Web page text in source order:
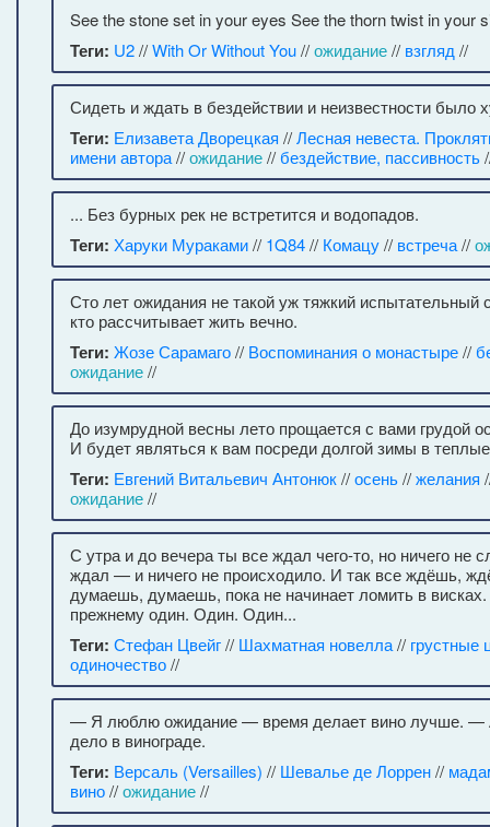
See the stone set in your eyes See the thorn twist in your
Теги: U2//With Or Without You//ожидание// взгляд //
Сидеть и ждать в бездействии и неизвестности было
Теги: Елизавета Дворецкая //Лесная невеста.
имени автора//ожидание//бездействие, пассивность
... Без бурных рек не встретится и водопадов.
Теги: Харуки Мураками// 1Q84// Комацу// встреча//
Сто лет ожидания не такой уж тяжкий испытательный
кто рассчитывает жить вечно.
Теги: Жозе Сарамаго// Воспоминания о монастыре//
ожидание//
До изумрудной весны лето прощается с вами грудой
И будет являться к вам посреди долгой зимы в
Теги: Евгений Витальевич Антонюк//осень//желания
ожидание//
С утра и до вечера ты все ждал чего-то, но ничего не
ждал — и ничего не происходило. И так все ждёшь,
думаешь, думаешь, пока не начинает ломить в
прежнему один. Один. Один...
Теги: Стефан Цвейг// Шахматная новелла// грустные
одиночество//
— Я люблю ожидание — время делает вино лучше. —
дело в винограде.
Теги: Версаль (Versailles) // Шевалье де Лоррен//
вино//ожидание//